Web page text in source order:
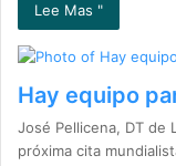
Lee Mas "
Hay equipo
José Pellicena, DT de
próxima cita